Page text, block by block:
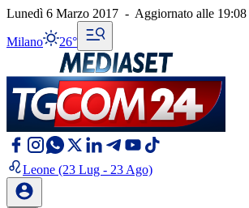
Lunedì 6 Marzo 2017 - Aggiornato alle 19:08
Milano 26°
Leone (23 Lug - 23 Ago)